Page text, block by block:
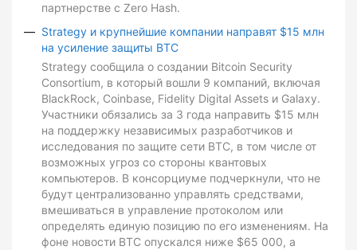
партнерстве с Zero Hash.
Strategy и крупнейшие компании направят $15 млн
на усиление защиты BTC
Strategy сообщила о создании Bitcoin Security
Consortium, в который вошли 9 компаний, включая
BlackRock, Coinbase, Fidelity Digital Assets и Galaxy.
Участники обязались за 3 года направить $15 млн
на поддержку независимых разработчиков и
исследования по защите сети BTC, в том числе от
возможных угроз со стороны квантовых
компьютеров. В консорциуме подчеркнули, что не
будут централизованно управлять средствами,
вмешиваться в управление протоколом или
определять единую позицию по его изменениям. На
фоне новости BTC опускался ниже $65 000, а